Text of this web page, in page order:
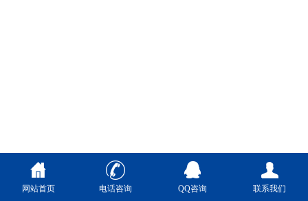
网站首页 电话咨询 QQ咨询 联系我们